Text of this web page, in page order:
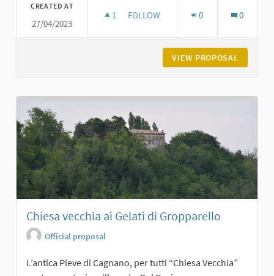
CREATED AT
27/04/2023
1 1 FOLLOWER
FOLLOW 0 0
VIEW PROPOSAL
Chiesa vecchia ai Gelati di Gropparello
Official proposal
L’antica Pieve di Cagnano, per tutti “Chiesa Vecchia”